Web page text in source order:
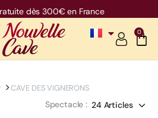
dès 300€ en France
0
CAVE DES VIGNERONS
Spectacle :